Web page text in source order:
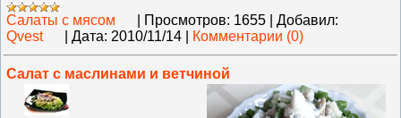
Салаты с мясом
Просмотров: 1655
Добавил:
Qvest
Дата: 2010/11/14 Комментарии (0)
Салат с маслинами и ветчиной